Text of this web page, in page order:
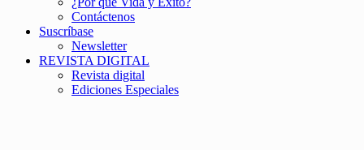
Contáctenos
Suscríbase
Newsletter
REVISTA DIGITAL
Revista digital
Ediciones Especiales